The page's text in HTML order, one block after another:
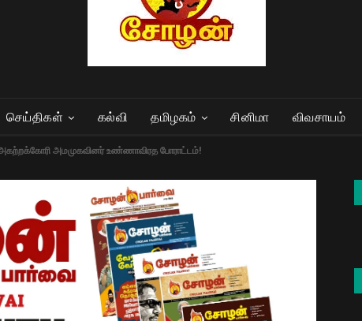
செய்திகள் கல்வி தமிழகம் சினிமா விவசாயம்
அமமுகவினர் உண்ணாவிரத போராட்டம்!